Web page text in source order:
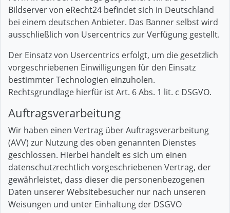
Bildserver von eRecht24 befindet sich in Deutschland
bei einem deutschen Anbieter. Das Banner selbst wird
ausschließlich von Usercentrics zur Verfügung gestellt.
Der Einsatz von Usercentrics erfolgt, um die gesetzlich
vorgeschriebenen Einwilligungen für den Einsatz
bestimmter Technologien einzuholen.
Rechtsgrundlage hierfür ist Art. 6 Abs. 1 lit. c DSGVO.
Auftragsverarbeitung
Wir haben einen Vertrag über Auftragsverarbeitung
(AVV) zur Nutzung des oben genannten Dienstes
geschlossen. Hierbei handelt es sich um einen
datenschutzrechtlich vorgeschriebenen Vertrag, der
gewährleistet, dass dieser die personenbezogenen
Daten unserer Websitebesucher nur nach unseren
Weisungen und unter Einhaltung der DSGVO